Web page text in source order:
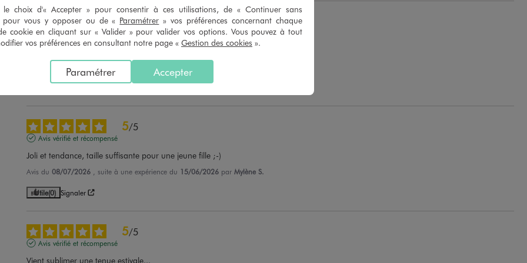
5/5
Avis vérifié et récompensé
Façille
22/07/2026 , suite à une expérience du
5/5
Avis vérifié et récompensé
Joli et tendance, taille suffisante pour une jeune fille ;-)
Avis du 08/07/2026 , suite à une expérience du 15/06/2026 par Mylène S.
Utile(0) Signaler
5/5
Avis vérifié et récompensé
Vient sublimer une tenue estivale...
le choix d'« Accepter » pour consentir à ces utilisations, de « Continuer sans
pour vous y opposer ou de « Paramétrer » vos préférences concernant chaque
cookie en cliquant sur « Valider » pour valider vos options. Vous pouvez à tout
vos préférences en consultant notre page « Gestion des cookies ».
Accepter
Paramétrer